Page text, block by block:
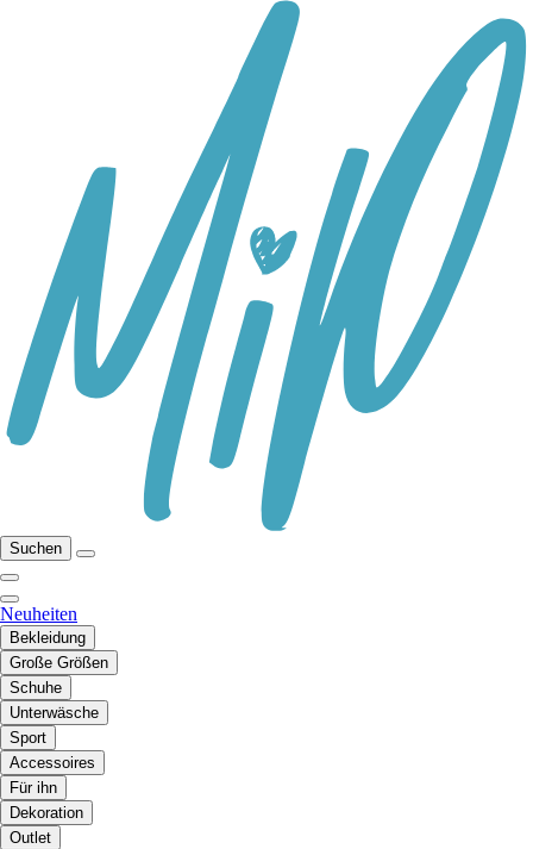
Suchen
Neuheiten
Bekleidung
Große Größen
Schuhe
Unterwäsche
Sport
Accessoires
Für ihn
Dekoration
Outlet